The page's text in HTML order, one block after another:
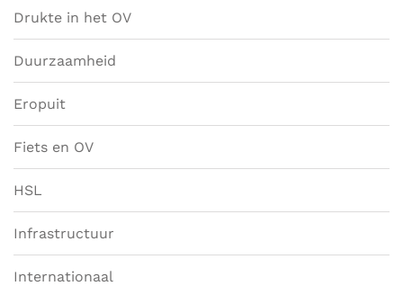
Drukte in het OV
Duurzaamheid
Eropuit
Fiets en OV
HSL
Infrastructuur
Internationaal